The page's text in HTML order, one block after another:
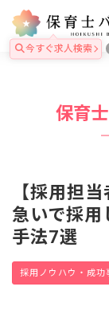
今すぐ求人検索
保育
【採用担
急いで採用
手法7選
採用ノウハウ・成功